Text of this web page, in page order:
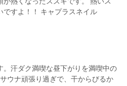
ですよ！！ キャプラスネイル
。汗ダク満喫な昼下がりを満喫中の
ウナ頑張り過ぎで、干からびるか